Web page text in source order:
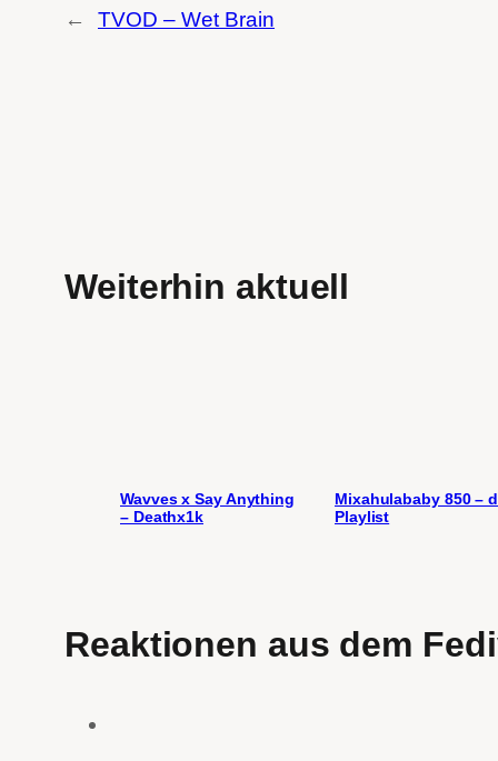
← TVOD – Wet Brain
Weiterhin aktuell
Wavves x Say Anything
– Deathx1k
Mixahulababy 850 –
Playlist
Reaktionen aus dem